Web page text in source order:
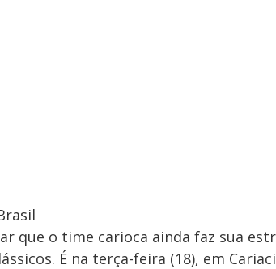
que o time carioca ainda faz sua
É na terça-feira (18), em